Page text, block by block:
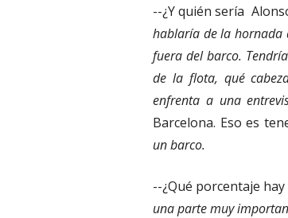
--¿Y quién sería
hablaría de la hornada
fuera del barco.
de la flota, qué
enfrenta a una
Barcelona. Eso es
un barco.
--¿Qué porcentaje
una parte muy